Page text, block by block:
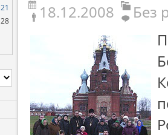
21
28
18.12.2008
Без